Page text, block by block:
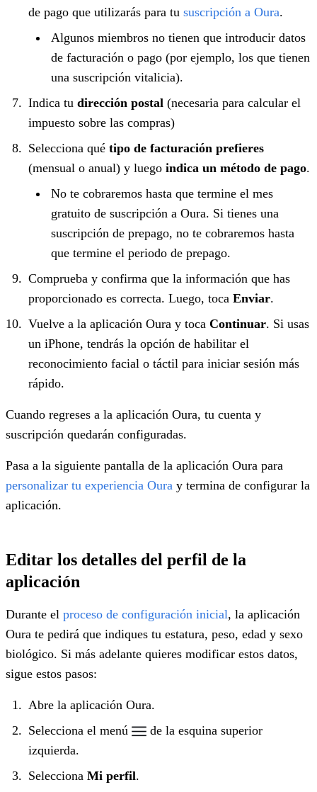
de pago que utilizarás para tu suscripción a Oura.
Algunos miembros no tienen que introducir datos
de facturación o pago (por ejemplo, los que tienen
una suscripción vitalicia).
Indica tu dirección postal (necesaria para calcular el
impuesto sobre las compras)
Selecciona qué tipo de facturación prefieres
(mensual o anual) y luego indica un método de pago.
No te cobraremos hasta que termine el mes
gratuito de suscripción a Oura. Si tienes una
suscripción de prepago, no te cobraremos hasta
que termine el periodo de prepago.
Comprueba y confirma que la información que has
proporcionado es correcta. Luego, toca Enviar.
Vuelve a la aplicación Oura y toca Continuar. Si usas
un iPhone, tendrás la opción de habilitar el
reconocimiento facial o táctil para iniciar sesión más
rápido.
Cuando regreses a la aplicación Oura, tu cuenta y
suscripción quedarán configuradas.
Pasa a la siguiente pantalla de la aplicación Oura para
personalizar tu experiencia Oura y termina de configurar la
aplicación.
Editar los detalles del perfil de la
aplicación
Durante el proceso de configuración inicial, la aplicación
Oura te pedirá que indiques tu estatura, peso, edad y sexo
biológico. Si más adelante quieres modificar estos datos,
sigue estos pasos:
Abre la aplicación Oura.
Selecciona el menú
de la esquina superior
izquierda.
Selecciona Mi perfil.